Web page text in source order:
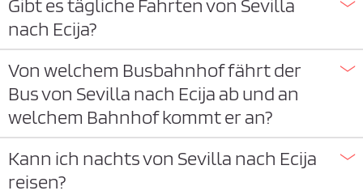
Gibt es tägliche Fahrten von Sevilla
nach Ecija?
Von welchem Busbahnhof fährt der
Bus von Sevilla nach Ecija ab und an
welchem Bahnhof kommt er an?
Kann ich nachts von Sevilla nach Ecija
reisen?